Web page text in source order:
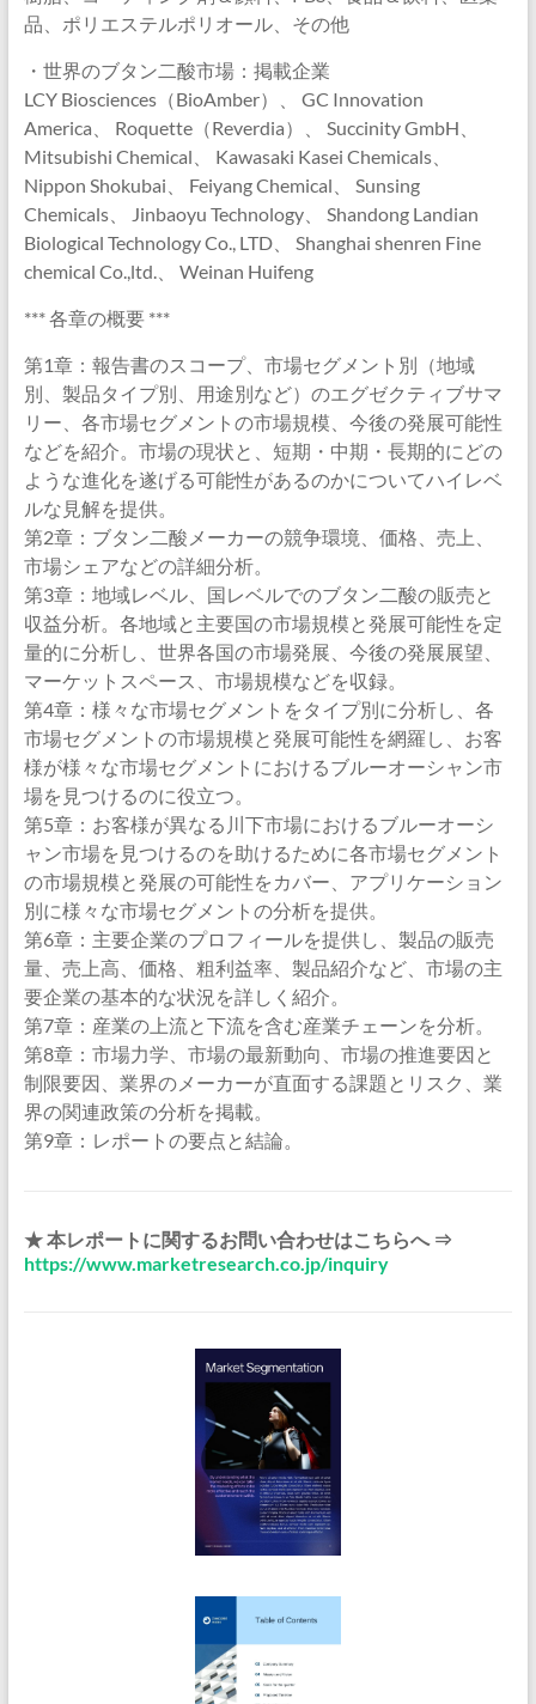
品、ポリエステルポリオール、その他
・世界のブタン二酸市場：掲載企業
LCY Biosciences（BioAmber）、 GC Innovation
America、 Roquette（Reverdia）、 Succinity GmbH、
Mitsubishi Chemical、 Kawasaki Kasei Chemicals、
Nippon Shokubai、 Feiyang Chemical、 Sunsing
Chemicals、 Jinbaoyu Technology、 Shandong Landian
Biological Technology Co., LTD、 Shanghai shenren Fine
chemical Co.,ltd.、 Weinan Huifeng
*** 各章の概要 ***
第1章：報告書のスコープ、市場セグメント別（地域
別、製品タイプ別、用途別など）のエグゼクティブサマ
リー、各市場セグメントの市場規模、今後の発展可能性
などを紹介。市場の現状と、短期・中期・長期的にどの
ような進化を遂げる可能性があるのかについてハイレベ
ルな見解を提供。
第2章：ブタン二酸メーカーの競争環境、価格、売上、
市場シェアなどの詳細分析。
第3章：地域レベル、国レベルでのブタン二酸の販売と
収益分析。各地域と主要国の市場規模と発展可能性を定
量的に分析し、世界各国の市場発展、今後の発展展望、
マーケットスペース、市場規模などを収録。
第4章：様々な市場セグメントをタイプ別に分析し、各
市場セグメントの市場規模と発展可能性を網羅し、お客
様が様々な市場セグメントにおけるブルーオーシャン市
場を見つけるのに役立つ。
第5章：お客様が異なる川下市場におけるブルーオーシ
ャン市場を見つけるのを助けるために各市場セグメント
の市場規模と発展の可能性をカバー、アプリケーション
別に様々な市場セグメントの分析を提供。
第6章：主要企業のプロフィールを提供し、製品の販売
量、売上高、価格、粗利益率、製品紹介など、市場の主
要企業の基本的な状況を詳しく紹介。
第7章：産業の上流と下流を含む産業チェーンを分析。
第8章：市場力学、市場の最新動向、市場の推進要因と
制限要因、業界のメーカーが直面する課題とリスク、業
界の関連政策の分析を掲載。
第9章：レポートの要点と結論。
★ 本レポートに関するお問い合わせはこちらへ ⇒
https://www.marketresearch.co.jp/inquiry